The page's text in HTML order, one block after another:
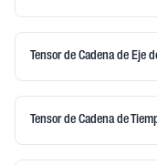
Tensor de Cadena de Eje
Tensor de Cadena de